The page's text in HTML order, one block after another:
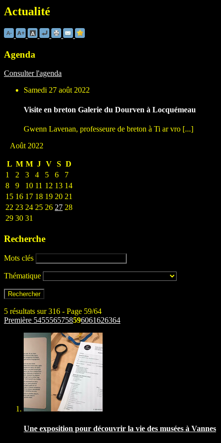
Actualité
Agenda
Consulter l'agenda
Samedi 27 août 2022
Visite en breton Galerie du Dourven à Locquémeau
Gwenn Lavenan, professeure de breton à Ti ar vro [...]
Août 2022
L M M J V S D
1
2 3 4 5 6
7
8
9 10 11 12 13 14
15 16 17 18 19 20 21
22 23 24 25 26 27 28
29 30 31
Recherche
Mots clés
Thématique
5 résultats sur 316 - Page 59/64
Première 5455565758596061626364
Une exposition pour découvrir la vie des musées à Vannes